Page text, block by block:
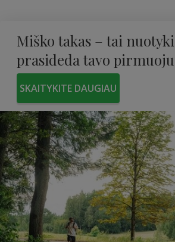
Miško takas – tai
prasideda tavo
SKAITYKITE DAUGIAU